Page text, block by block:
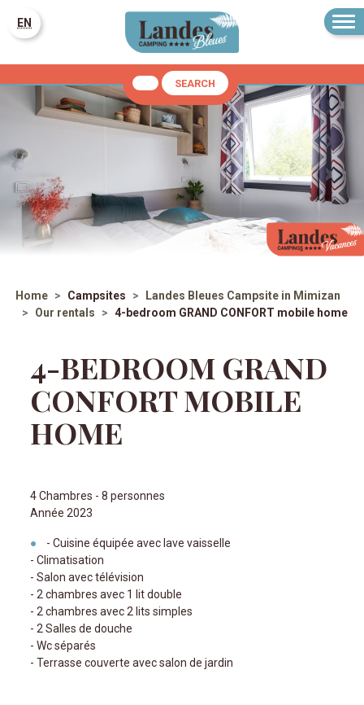
EN
SEARCH
Home Campsites Landes Bleues Campsite in Mimizan
Our rentals
4-bedroom GRAND CONFORT mobile home
4-BEDROOM GRAND
CONFORT MOBILE
HOME
4 Chambres - 8 personnes
Année 2023
- Cuisine équipée avec lave vaisselle
- Climatisation
- Salon avec télévision
- 2 chambres avec 1 lit double
- 2 chambres avec 2 lits simples
- 2 Salles de douche
- Wc séparés
- Terrasse couverte avec salon de jardin